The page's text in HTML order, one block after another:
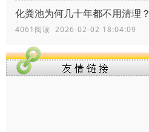
4061阅读 2026-02-02 18:04:09